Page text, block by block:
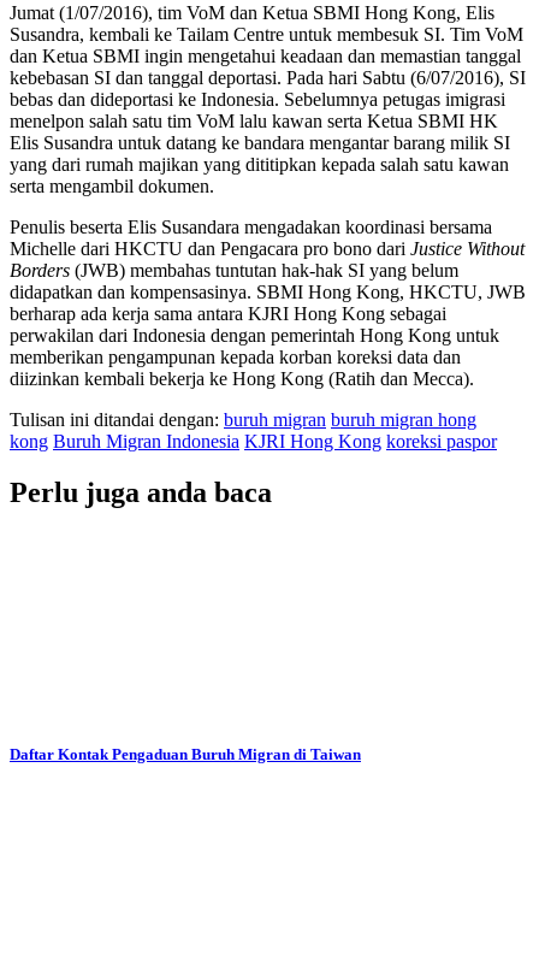
Jumat (1/07/2016), tim VoM dan Ketua SBMI Hong Kong, Elis
Susandra, kembali ke Tailam Centre untuk membesuk SI. Tim VoM
dan Ketua SBMI ingin mengetahui keadaan dan memastian tanggal
kebebasan SI dan tanggal deportasi. Pada hari Sabtu (6/07/2016), SI
bebas dan dideportasi ke Indonesia. Sebelumnya petugas imigrasi
menelpon salah satu tim VoM lalu kawan serta Ketua SBMI HK
Elis Susandra untuk datang ke bandara mengantar barang milik SI
yang dari rumah majikan yang dititipkan kepada salah satu kawan
serta mengambil dokumen.
Penulis beserta Elis Susandara mengadakan koordinasi bersama
Michelle dari HKCTU dan Pengacara pro bono dari Justice Without
Borders (JWB) membahas tuntutan hak-hak SI yang belum
didapatkan dan kompensasinya. SBMI Hong Kong, HKCTU, JWB
berharap ada kerja sama antara KJRI Hong Kong sebagai
perwakilan dari Indonesia dengan pemerintah Hong Kong untuk
memberikan pengampunan kepada korban koreksi data dan
diizinkan kembali bekerja ke Hong Kong (Ratih dan Mecca).
Tulisan ini ditandai dengan: buruh migran buruh migran hong
kong Buruh Migran Indonesia KJRI Hong Kong koreksi paspor
Perlu juga anda baca
Daftar Kontak Pengaduan Buruh Migran di Taiwan